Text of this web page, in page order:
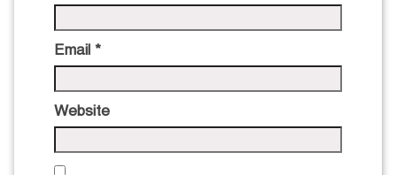
Email *
Website